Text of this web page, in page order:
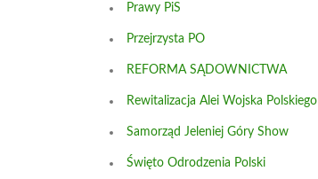
Prawy PiS
Przejrzysta PO
REFORMA SĄDOWNICTWA
Rewitalizacja Alei Wojska Polskiego
Samorząd Jeleniej Góry Show
Święto Odrodzenia Polski